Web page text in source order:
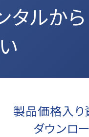
タルから
製品価格入り
ダウンロ